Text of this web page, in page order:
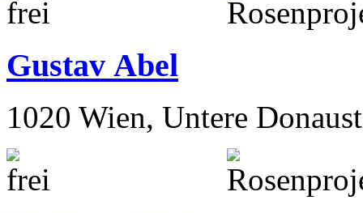
Gustav Abel
1020 Wien, Untere